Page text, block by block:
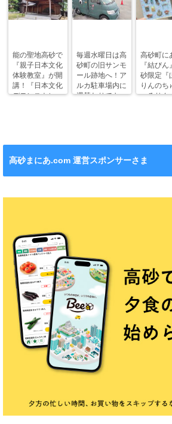
能の聖地高砂で
『親子日本文化
体験教室』が開
講！『日本文化
デモンストレー
毎週水曜日は高
砂町の旧サンモ
ール跡地へ！ア
ルカ駐車場内に
週替わりでキッ
高砂町に
『結び
砂限定『
りんのち
ゅるりん
高砂まにあ.com 運営スポンサーさま